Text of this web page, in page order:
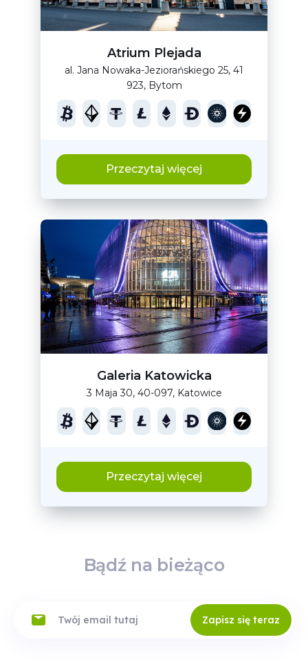
Atrium Plejada
al. Jana Nowaka-Jeziorańskiego 25, 41
923, Bytom
Przeczytaj więcej
Galeria Katowicka
3 Maja 30, 40-097, Katowice
Przeczytaj więcej
Bądź na bieżąco
Zapisz się teraz